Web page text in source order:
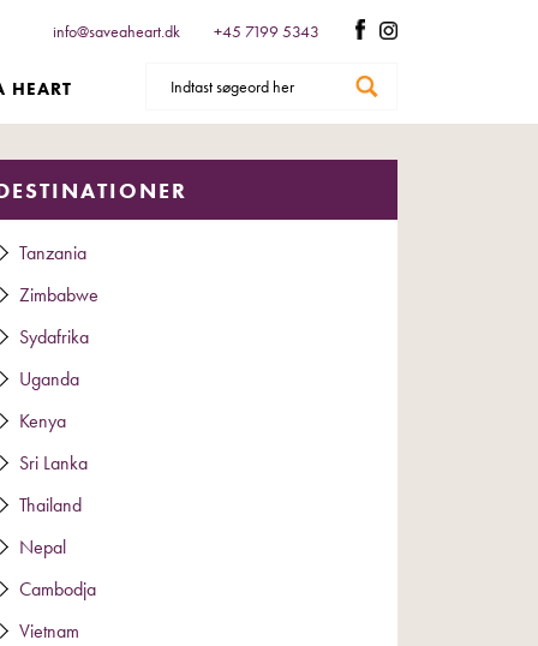
info@saveaheart.dk +45 7199 5343
HEART
Tanzania
Zimbabwe
Sydafrika
Uganda
Kenya
Sri Lanka
Thailand
Nepal
Cambodja
Vietnam